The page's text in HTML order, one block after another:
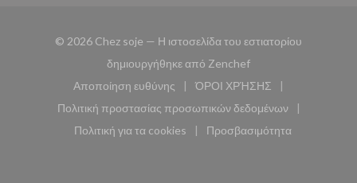
© 2026 Chez soje — Η ιστοσελίδα του εστιατορίου
δημιουργήθηκε από Zenchef((ανοίγει σε νέο
Αποποίηση ευθύνης
((ανοίγει σε νέο παράθυρο))
ΌΡΟΙ ΧΡΉΣΗΣ
((ανοίγει σε νέο
Πολιτική προστασίας προσωπικών δεδομένων
((ανοίγει σε νέο παράθυρο))
Πολιτική για τα cookies
((ανοίγει σε νέο παράθυρο))
Προσβασιμότητα
((ανοίγει σε νέο